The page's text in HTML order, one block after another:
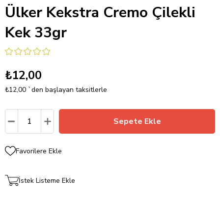
Ülker Kekstra Cremo Çilekli
Kek 33gr
₺12,00
₺12,00 `den başlayan taksitlerle
Favorilere Ekle
İstek Listeme Ekle